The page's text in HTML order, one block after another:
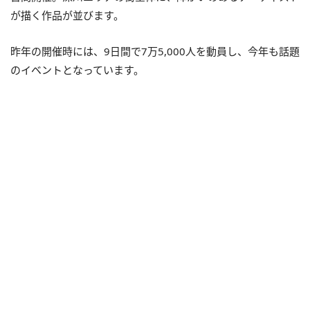
が描く作品が並びます。
昨年の開催時には、9日間で7万5,000人を動員し、今年も話題
のイベントとなっています。